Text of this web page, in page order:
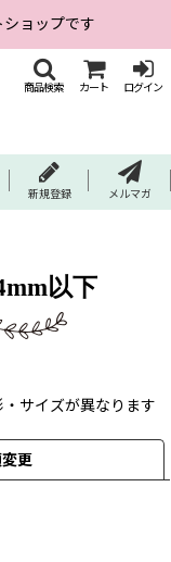
ョップです
商品検索 カート ログイン
新規登録 メルマガ
以下
サイズが異なります
更